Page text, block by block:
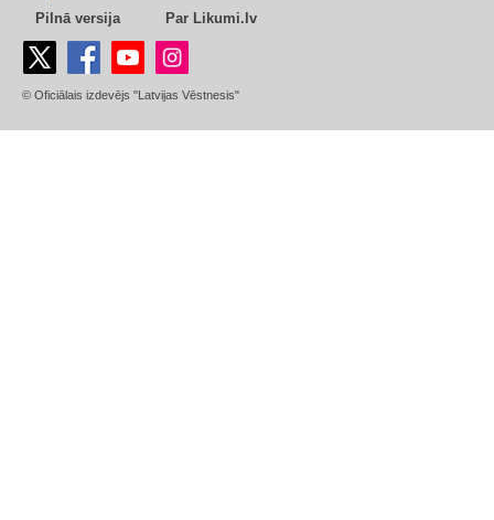
Pilnā versija
Par Likumi.lv
© Oficiālais izdevējs "Latvijas Vēstnesis"